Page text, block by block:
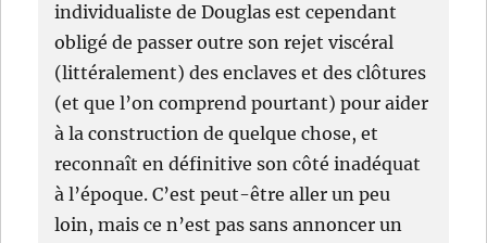
individualiste de Douglas est cependant
obligé de passer outre son rejet viscéral
(littéralement) des enclaves et des clôtures
(et que l’on comprend pourtant) pour aider
à la construction de quelque chose, et
reconnaît en définitive son côté inadéquat
à l’époque. C’est peut-être aller un peu
loin, mais ce n’est pas sans annoncer un